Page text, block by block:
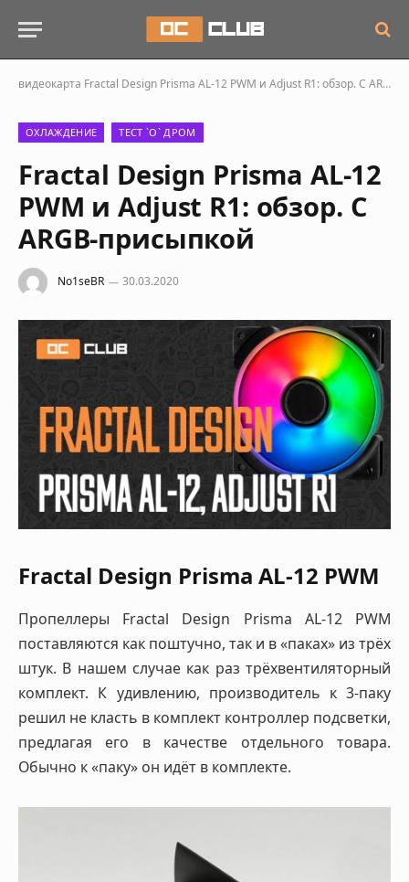
видеокарта Fractal Design Prisma AL-12 PWM и Adjust R1: обзор. С ARGB-присыпкой
ОХЛАЖДЕНИЕ ТЕСТ `О` ДРОМ
Fractal Design Prisma AL-12
PWM и Adjust R1: обзор. С
ARGB-присыпкой
No1seBR 30.03.2020
Fractal Design Prisma AL-12 PWM
Пропеллеры Fractal Design Prisma AL-12 PWM
поставляются как поштучно, так и в «паках» из трёх
штук. В нашем случае как раз трёхвентиляторный
комплект. К удивлению, производитель к 3-паку
решил не класть в комплект контроллер подсветки,
предлагая его в качестве отдельного товара.
Обычно к «паку» он идёт в комплекте.